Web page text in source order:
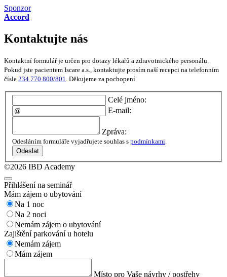
Sponzor
Accord
Kontaktujte nás
Kontaktní formulář je určen pro dotazy lékařů a zdravotnického personálu.
Pokud jste pacientem Iscare a.s., kontaktujte prosím naší recepci na telefonním
čísle 234 770 800/801 . Děkujeme za pochopení
Celé jméno:
E-mail:
Zpráva:
Odesláním formuláře vyjadřujete souhlas s podmínkami.
Odeslat
©2026 IBD Academy
Přihlášení na seminář
Mám zájem o ubytování
Na 1 noc
Na 2 noci
Nemám zájem o ubytování
Zajištění parkování u hotelu
Nemám zájem
Mám zájem
Místo pro Vaše návrhy / postřehy